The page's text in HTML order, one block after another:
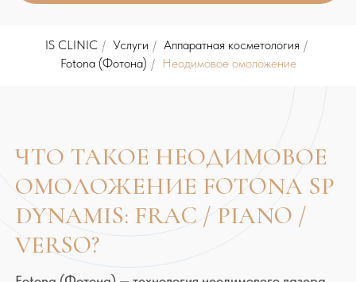
IS CLINIC / Услуги / Аппаратная косметология /
Fotona (Фотона) / Неодимовое омоложение
Fotona (Фотона) — технология неодимового лазера
Nd:YAG (Эн-Ди Яг) представляет собой современный
метод безоперационной коррекции и омоложения
кожи за счёт селективного воздействия на сосудистые
структуры. Энергия лазерного луча целенаправленно
поглощается гемоглобином в расширенных
капиллярах и более крупных сосудах, что приводит к
ЧТО ТАКОЕ НЕОДИМОВОЕ
VERSO?